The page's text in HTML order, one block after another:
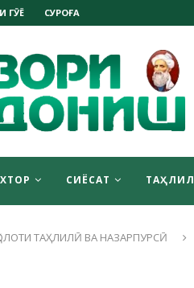
ГӮЁ СУРОҒА
СИЁСАТ ТАҲЛИЛ
ТАҲЛИЛӢ ВА НАЗАРПУРСӢ